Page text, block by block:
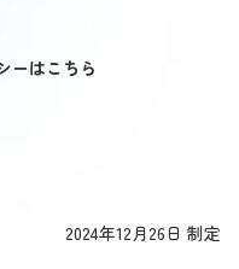
ーはこちら
2024年12月26日 制定